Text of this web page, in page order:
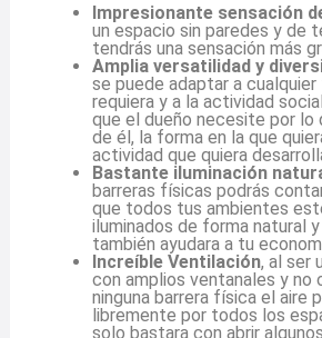
Impresionante sensación
un espacio sin paredes y de
tendrás una sensación más
Amplia versatilidad y
se puede adaptar a cualquier
requiera y a la actividad
que el dueño necesite por lo
de él, la forma en la que
actividad que quiera
Bastante iluminación
barreras físicas podrás
que todos tus ambientes
iluminados de forma natural
también ayudara a tu
Increíble Ventilación, al ser
con amplios ventanales y no
ninguna barrera física el aire
libremente por todos los
solo bastara con abrir